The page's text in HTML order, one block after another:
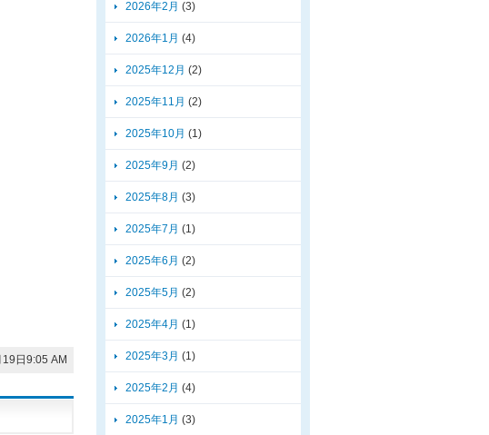
日9:05 AM
2026年2月 (3)
2026年1月 (4)
2025年12月 (2)
2025年11月 (2)
2025年10月 (1)
2025年9月 (2)
2025年8月 (3)
2025年7月 (1)
2025年6月 (2)
2025年5月 (2)
2025年4月 (1)
2025年3月 (1)
2025年2月 (4)
2025年1月 (3)